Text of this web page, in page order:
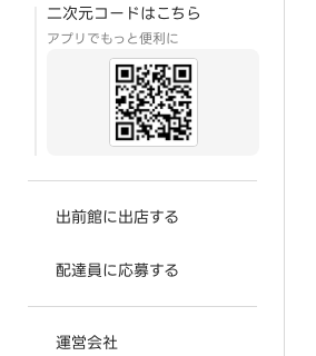
二次元コードはこちら
アプリでもっと便利に
出前館に出店する
配達員に応募する
運営会社